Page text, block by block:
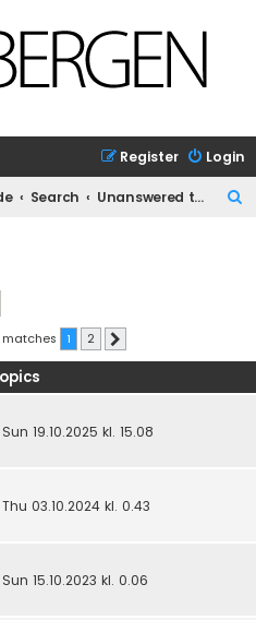
Login
Register
Search Unanswered topics
1 2
Sun 19.10.2025 kl. 15.08
Thu 03.10.2024 kl. 0.43
Sun 15.10.2023 kl. 0.06